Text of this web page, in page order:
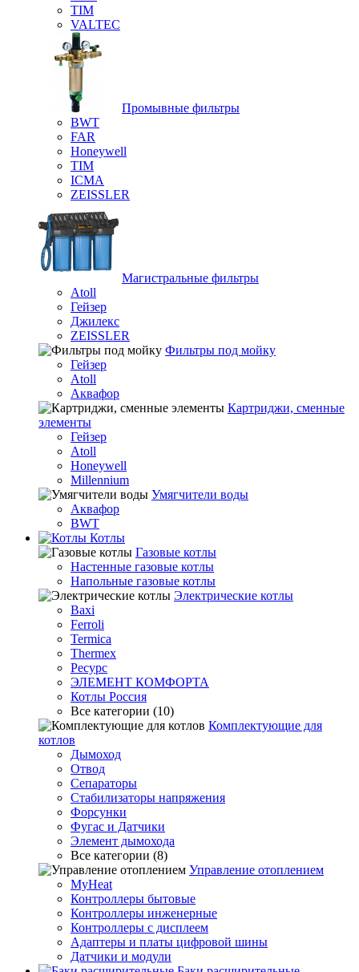
TIM
VALTEC
Промывные фильтры
BWT
FAR
Honeywell
TIM
ICMA
ZEISSLER
Магистральные фильтры
Atoll
Гейзер
Джилекс
ZEISSLER
Фильтры под мойку
Гейзер
Atoll
Аквафор
Картриджи, сменные
элементы
Гейзер
Atoll
Honeywell
Millennium
Умягчители воды
Аквафор
BWT
Котлы
Гaзовые котлы
Настенные газовые котлы
Напольные газовые котлы
Электрические котлы
Baxi
Ferroli
Termica
Thermex
Ресурс
ЭЛЕМЕНТ КОМФОРТА
Котлы Россия
Все категории (10)
Комплектующие для
котлов
Дымоход
Отвод
Сепараторы
Стабилизаторы напряжения
Форсунки
Фугас и Датчики
Элемент дымохода
Все категории (8)
Управление отоплением
MyHeat
Контроллеры бытовые
Контроллеры инженерные
Контроллеры с дисплеем
Адаптеры и платы цифровой шины
Датчики и модули